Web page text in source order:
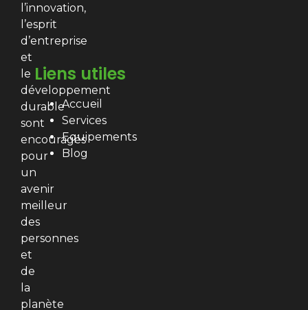
l’innovation,
l’esprit
d’entreprise
et
le
développement
durable
sont
encouragés
pour
un
avenir
meilleur
des
personnes
et
de
la
planète
Liens utiles
Accueil
Services
Equipements
Blog